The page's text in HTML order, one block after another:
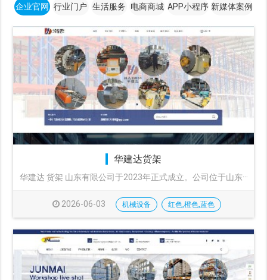
企业官网 行业门户 生活服务 电商商城 APP小程序 新媒体案例
华建达货架
华建达 货架 山东有限公司于2023年正式成立。公司位于山东···
2026-06-03 机械设备 红色,橙色,蓝色